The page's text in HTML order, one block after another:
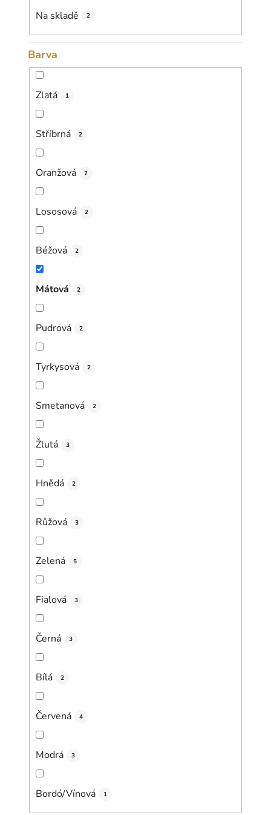
ů
Na skladě 2
Barva
Zlatá 1
Stříbrná 2
Oranžová 2
Lososová 2
Béžová 2
Mátová 2
Pudrová 2
Tyrkysová 2
Smetanová 2
Žlutá 3
Hnědá 2
Růžová 3
Zelená 5
Fialová 3
Černá 3
Bílá 2
Červená 4
Modrá 3
Bordó/Vínová 1